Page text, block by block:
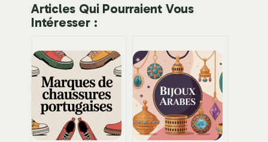
Articles Qui Pourraient Vous
Intéresser :